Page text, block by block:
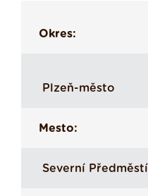
Okres:
Plzeň-město
Mesto:
Severní Předměstí